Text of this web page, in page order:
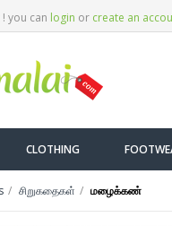
you can login or create an
CLOTHING
சிறுகதைகள் மழைக்கண்